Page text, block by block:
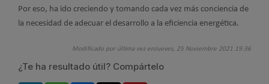
Por eso, ha ido creciendo y tomando cada vez más conciencia de
la necesidad de adecuar el desarrollo a la eficiencia energética.
Modificado por última vez enJueves, 25 Noviembre 2021 19:36
¿Te ha resultado útil? Compártelo